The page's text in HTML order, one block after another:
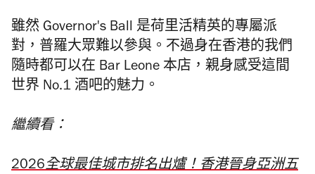
雖然 Governor's Ball 是荷里活精英的專屬派
對，普羅大眾難以參與。不過身在香港的我們
隨時都可以在 Bar Leone 本店，親身感受這間
世界 No.1 酒吧的魅力。
繼續看：
2026全球最佳城市排名出爐！香港晉身亞洲五